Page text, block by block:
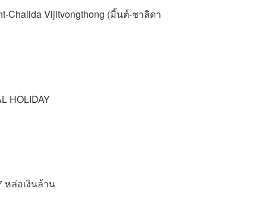
Chalida Vijitvongthong (มิ้นต์-ชาลิดา
HOLIDAY
หล่อเงินล้าน